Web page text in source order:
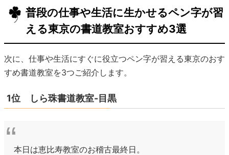
普段の仕事や生活に生かせるペン字が習
える東京の書道教室おすすめ3選
次に、仕事や生活にすぐに役立つペン字が習える東京のおす
すめ書道教室を3つご紹介します。
1位 しら珠書道教室-目黒
本日は恵比寿教室のお稽古最終日。